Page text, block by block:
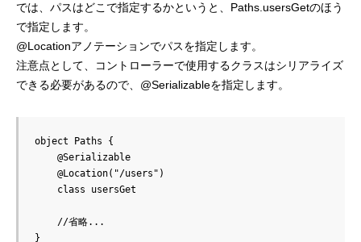
では、パスはどこで指定するかというと、Paths.usersGetのほう
で指定します。
@Locationアノテーションでパスを指定します。
注意点として、コントローラーで使用するクラスはシリアライズ
できる必要があるので、@Serializableを指定します。
object Paths {
    @Serializable
    @Location("/users")
    class usersGet
    //省略...